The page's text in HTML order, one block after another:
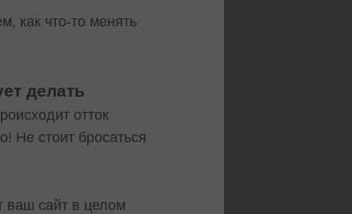
как что-то менять
делать
отток
Не стоит бросаться
ваш сайт в целом